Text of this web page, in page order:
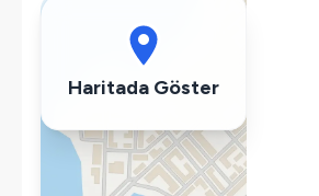
Doğa Manzaralı
Saç Kurutma Makinası
Bulaşık Makinesi
Haritada Göster